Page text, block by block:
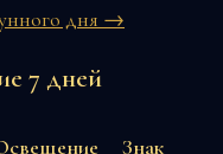
дня →
7 дней
Знак